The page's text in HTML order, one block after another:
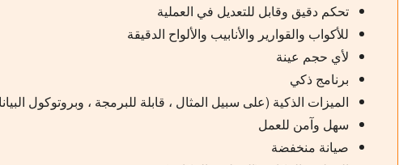
تحكم دقيق وقابل للتعديل في العملية
للأكواب والقوارير والأنابيب والألواح الدقيقة
لأي حجم عينة
برنامج ذكي
الميزات الذكية (على سبيل المثال ، قابلة للبرمجة ، وبروتوكول
سهل وآمن للعمل
صيانة منخفضة